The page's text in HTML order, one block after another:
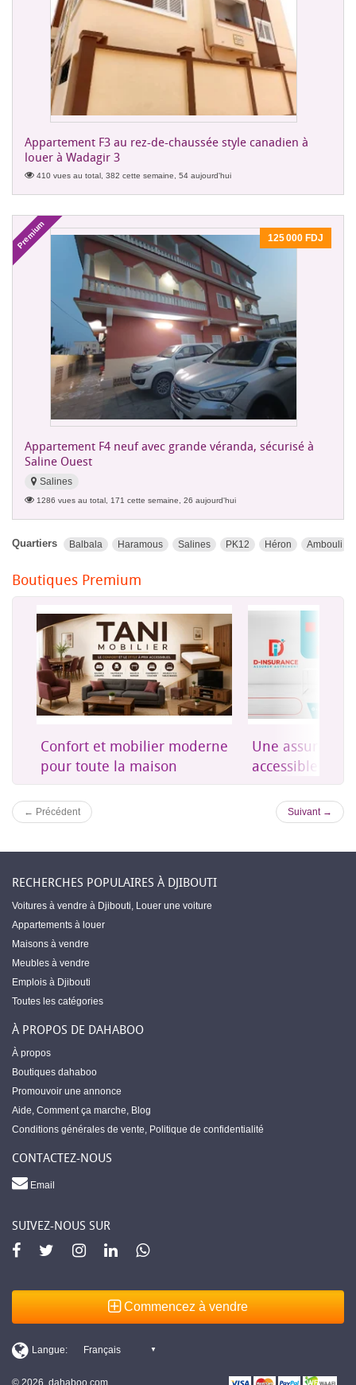
Appartement F3 au rez-de-chaussée style canadien à
louer à Wadagir 3
410 vues au total, 382 cette semaine, 54 aujourd'hui
Premium 125 000 FDJ
Appartement F4 neuf avec grande véranda, sécurisé à
Saline Ouest
Salines
1286 vues au total, 171 cette semaine, 26 aujourd'hui
Quartiers Balbala Haramous Salines PK12 Héron Ambouli
Boutiques Premium
Confort et mobilier moderne
pour toute la maison
Une
accessible à
← Précédent Suivant →
RECHERCHES POPULAIRES À DJIBOUTI
Voitures à vendre à Djibouti, Louer une voiture
Appartements à louer
Maisons à vendre
Meubles à vendre
Emplois à Djibouti
Toutes les catégories
À PROPOS DE DAHABOO
À propos
Boutiques dahaboo
Promouvoir une annonce
Aide, Comment ça marche, Blog
Conditions générales de vente, Politique de confidentialité
CONTACTEZ-NOUS
Email
SUIVEZ-NOUS SUR
Commencez à vendre
© 2026, dahaboo.com